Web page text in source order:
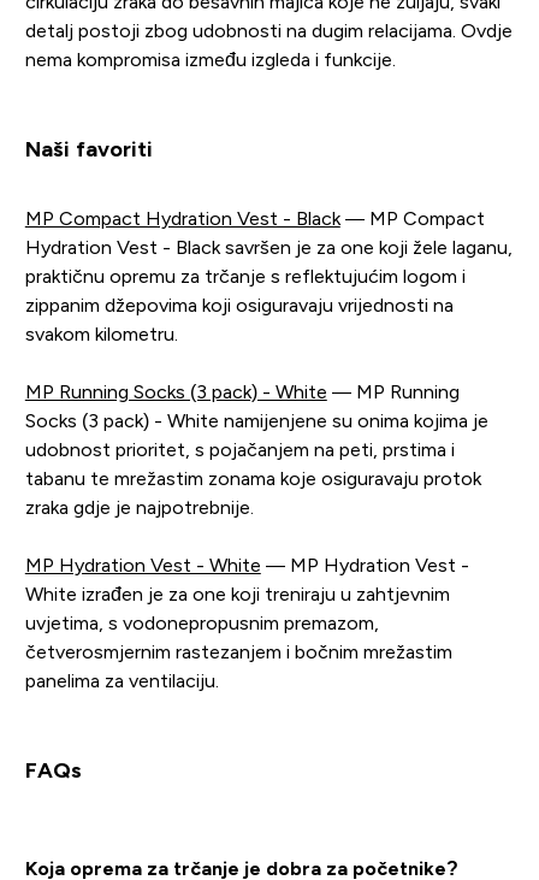
detalj postoji zbog udobnosti na dugim relacijama. Ovdje
nema kompromisa između izgleda i funkcije.
Naši favoriti
MP Compact Hydration Vest - Black— MP Compact
Hydration Vest - Black savršen je za one koji žele laganu,
praktičnu opremu za trčanje s reflektujućim logom i
zippanim džepovima koji osiguravaju vrijednosti na
svakom kilometru.
MP Running Socks (3 pack) - White — MP Running
Socks (3 pack) - White namijenjene su onima kojima je
udobnost prioritet, s pojačanjem na peti, prstima i
tabanu te mrežastim zonama koje osiguravaju protok
zraka gdje je najpotrebnije.
MP Hydration Vest - White — MP Hydration Vest -
White izrađen je za one koji treniraju u zahtjevnim
uvjetima, s vodonepropusnim premazom,
četverosmjernim rastezanjem i bočnim mrežastim
panelima za ventilaciju.
FAQs
Koja oprema za trčanje je dobra za početnike?